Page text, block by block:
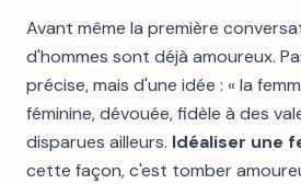
Avant même la première
d'hommes sont déjà amoureux.
précise, mais d'une idée : « la
féminine, dévouée, fidèle à des
disparues ailleurs. Idéaliser une
cette façon, c'est tomber